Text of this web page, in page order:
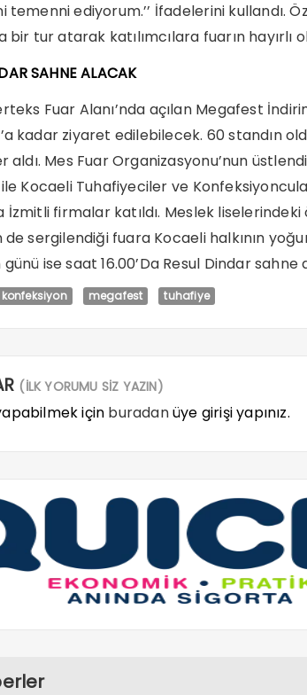
temenni ediyorum.’’ İfadelerini kullandı.
bir tur atarak katılımcılara fuarın hayırlı
SAHNE ALACAK
Fuar Alanı’nda açılan Megafest
kadar ziyaret edilebilecek. 60 standın
aldı. Mes Fuar Organizasyonu’nun
Kocaeli Tuhafiyeciler ve
İzmitli firmalar katıldı. Meslek
de sergilendiği fuara Kocaeli halkının
günü ise saat 16.00’Da Resul Dindar sahne
konfeksiyon megafest tuhafiye
(İLK YORUMU SİZ YAZIN)
için buradanüye girişi yapınız.